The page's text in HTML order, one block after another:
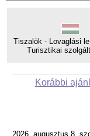
Tiszalök - Lovaglási
Turisztikai
Korábbi
2026. augusztus 8.